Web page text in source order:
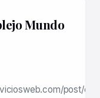
Mundo
post/